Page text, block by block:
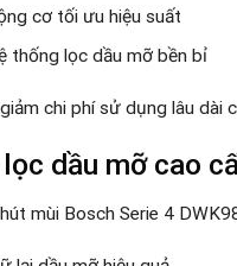
cơ tối ưu hiệu suất
thống lọc dầu mỡ bền bỉ
chi phí sử dụng lâu dài
dầu mỡ cao
mùi Bosch Serie 4